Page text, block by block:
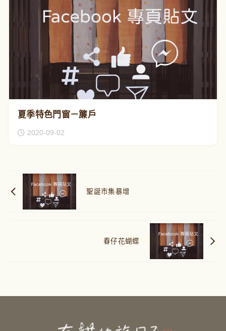
夏季特色門窗－簾戶
2020-09-02
聖誕市集暴增
春仔花蝴蝶